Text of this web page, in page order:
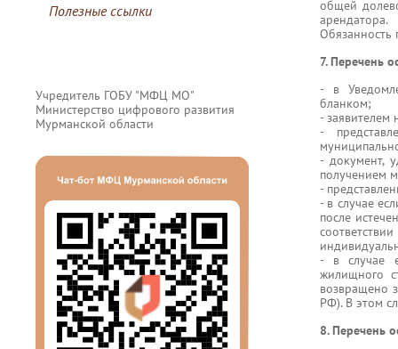
Полезные ссылки
Учредитель ГОБУ "МФЦ МО"
Министерство цифрового развития
Мурманской области
общей
арендатора.
Обязанность
7. Перечень
- в
бланком;
- заявителем
-
- документ,
получением
-
- в случае
после
- в случае
жилищного
возвращено
РФ). В этом
8. Перечень